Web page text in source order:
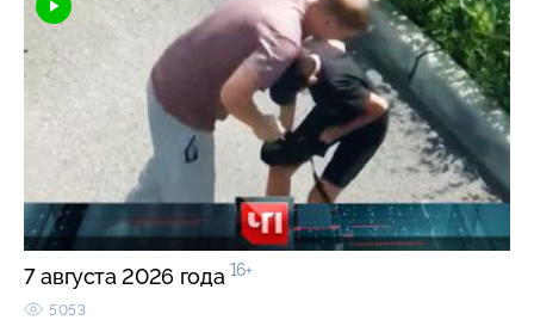
7 августа 2026 года 16+
5053